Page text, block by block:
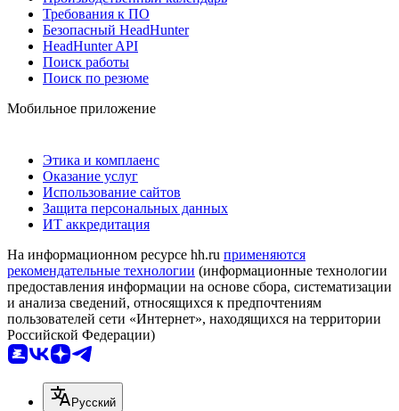
Требования к ПО
Безопасный HeadHunter
HeadHunter API
Поиск работы
Поиск по резюме
Мобильное приложение
Этика и комплаенс
Оказание услуг
Использование сайтов
Защита персональных данных
ИТ аккредитация
На информационном ресурсе hh.ru применяются
рекомендательные технологии (информационные технологии
предоставления информации на основе сбора, систематизации
и анализа сведений, относящихся к предпочтениям
пользователей сети «Интернет», находящихся на территории
Российской Федерации)
Русский